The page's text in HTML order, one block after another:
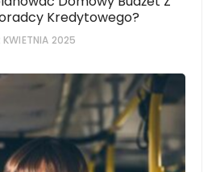
Kredytowego?
KWIETNIA 2025